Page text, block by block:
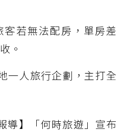
客若無法配房，單房差
。
一人旅行企劃，主打全
導】「何時旅遊」宣布